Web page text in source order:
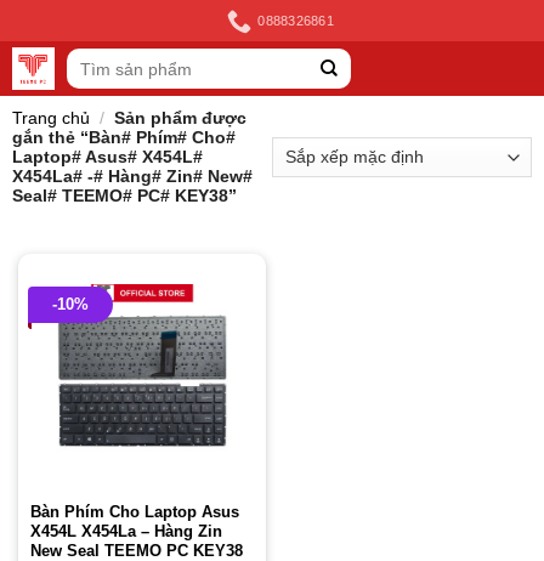
to
content
0888326861
Tìm
kiếm:
Trang chủ / Sản phẩm được
gắn thẻ “Bàn# Phím# Cho#
Laptop# Asus# X454L#
X454La# -# Hàng# Zin# New#
Seal# TEEMO# PC# KEY38”
-10%
Bàn Phím Cho Laptop Asus
X454L X454La – Hàng Zin
New Seal TEEMO PC KEY38